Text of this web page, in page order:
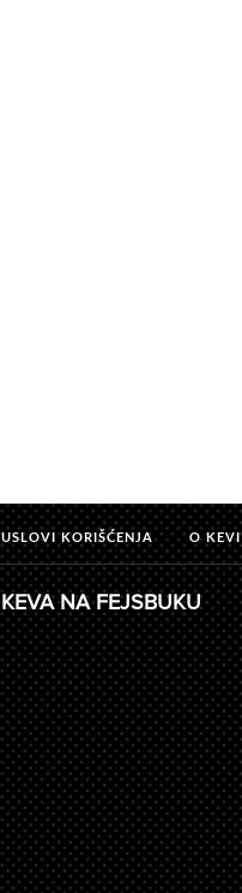
USLOVI KORIŠĆENJA O KEVI
KEVA NA FEJSBUKU